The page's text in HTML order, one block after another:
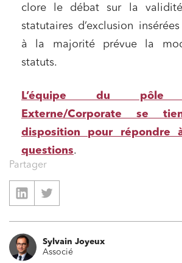
clore le débat sur la
statutaires d’exclusion
à la majorité prévue la
statuts.
L’équipe du pôle
Externe/Corporate se
disposition pour répondre
questions.
Partager
Sylvain Joyeux
Associé